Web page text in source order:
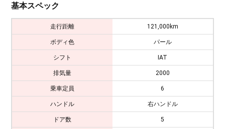
基本スペック
走行距離 121,000km
ボディ色 パール
シフト IAT
排気量 2000
乗車定員 6
ハンドル 右ハンドル
ドア数 5